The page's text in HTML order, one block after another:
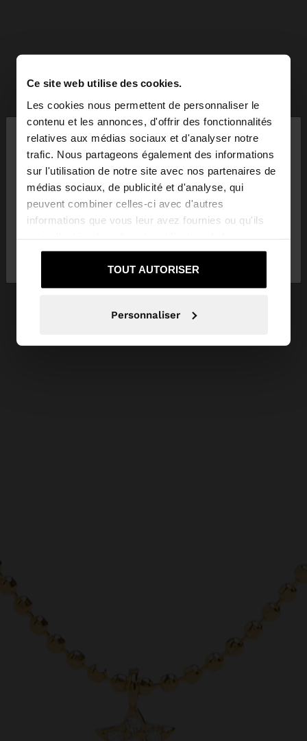
Ce site web utilise des cookies.
Les cookies nous permettent de personnaliser le
contenu et les annonces, d'offrir des fonctionnalités
relatives aux médias sociaux et d'analyser notre
trafic. Nous partageons également des informations
sur l'utilisation de notre site avec nos partenaires de
médias sociaux, de publicité et d'analyse, qui
peuvent combiner celles-ci avec d'autres
informations que vous leur avez fournies ou qu'ils
services.
TOUT AUTORISER
Personnaliser
bonjour ×
Vous accédez au site depuis Tunisia. Voulez-vous
parcourir notre site au United States?